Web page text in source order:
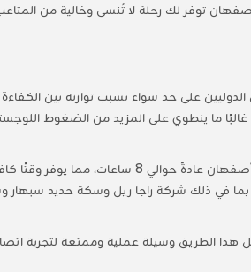
توفر لك رحلة لا تُنسى وخالية من
الدوليين على حد سواء بسبب توازنه بين
ما ينطوي على المزيد من الضغوط
تستغرق رحلة السكك الحديدية التي يبلغ طولها 428
في ذلك شركة راجا ريل وسكة حديد
الطريق وسيلة عملية وممتعة لتجربة